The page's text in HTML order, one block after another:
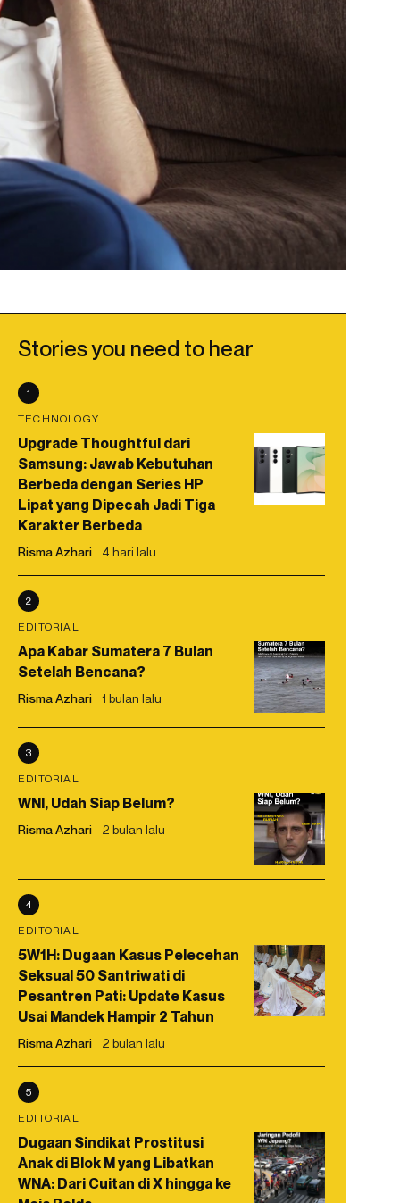
Stories you need to hear
1
TECHNOLOGY
Upgrade Thoughtful dari
Samsung: Jawab Kebutuhan
Berbeda dengan Series HP
Lipat yang Dipecah Jadi Tiga
Karakter Berbeda
Risma Azhari 4 hari lalu
2
EDITORIAL
Apa Kabar Sumatera 7 Bulan
Setelah Bencana?
Risma Azhari 1 bulan lalu
3
EDITORIAL
WNI, Udah Siap Belum?
Risma Azhari 2 bulan lalu
4
EDITORIAL
5W1H: Dugaan Kasus Pelecehan
Seksual 50 Santriwati di
Pesantren Pati: Update Kasus
Usai Mandek Hampir 2 Tahun
Risma Azhari 2 bulan lalu
5
EDITORIAL
Dugaan Sindikat Prostitusi
Anak di Blok M yang Libatkan
WNA: Dari Cuitan di X hingga ke